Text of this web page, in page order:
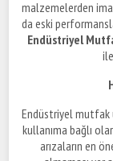
malzemelerden
da eski
Endüstriyel
Endüstriyel mutfak
kullanıma bağlı
arızaların en